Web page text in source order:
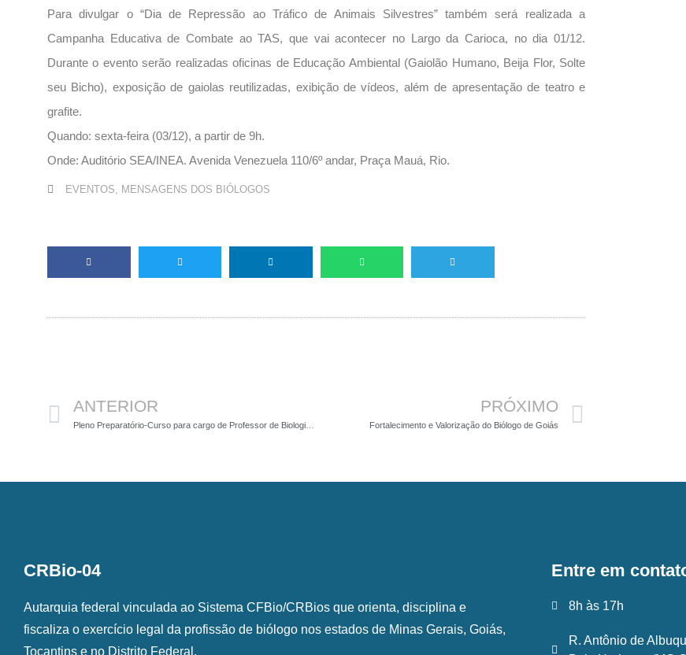
Para divulgar o “Dia de Repressão ao Tráfico de Animais Silvestres” também será realizada a
Campanha Educativa de Combate ao TAS, que vai acontecer no Largo da Carioca, no dia 01/12.
Durante o evento serão realizadas oficinas de Educação Ambiental (Gaiolão Humano, Beija Flor, Solte
seu Bicho), exposição de gaiolas reutilizadas, exibição de vídeos, além de apresentação de teatro e
grafite.
Quando: sexta-feira (03/12), a partir de 9h.
Onde: Auditório SEA/INEA. Avenida Venezuela 110/6º andar, Praça Mauá, Rio.
EVENTOS, MENSAGENS DOS BIÓLOGOS
ANTERIOR PRÓXIMO
Fortalecimento e Valorização do Biólogo de Goiás
CRBio-04
Autarquia federal vinculada ao Sistema CFBio/CRBios que orienta, disciplina e
fiscaliza o exercício legal da profissão de biólogo nos estados de Minas Gerais, Goiás,
Tocantins e no Distrito Federal.
Entre em
8h às 17h
R. Antônio de